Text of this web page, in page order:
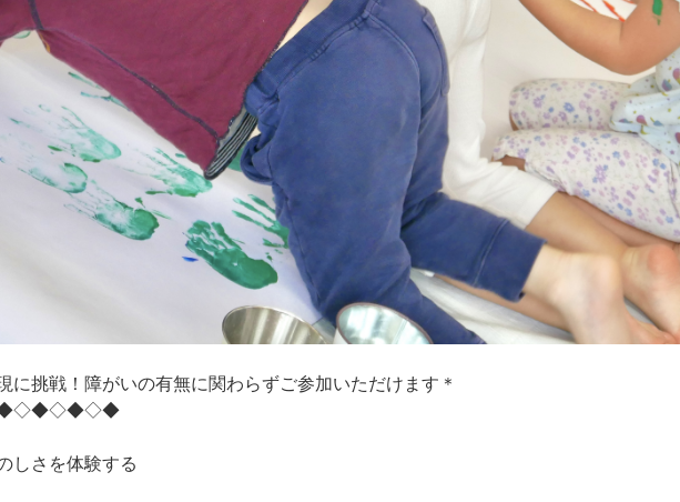
に挑戦！障がいの有無に関わらずご参加いただけます＊
しさを体験する